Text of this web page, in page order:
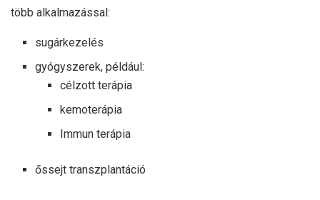
több alkalmazással:
sugárkezelés
gyógyszerek, például:
célzott terápia
kemoterápia
Immun terápia
őssejt transzplantáció